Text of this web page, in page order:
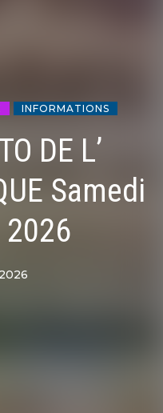
INFORMATIONS
DE L’
Samedi